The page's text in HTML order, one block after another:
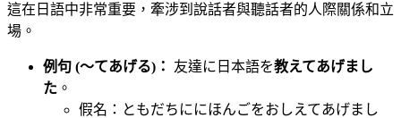
這在日語中非常重要，牽涉到說話者與聽話者的人際關係和立
場。
例句 (〜てあげる)： 友達に日本語を教えてあげまし
た 。
假名：ともだちににほんごをおしえてあげまし